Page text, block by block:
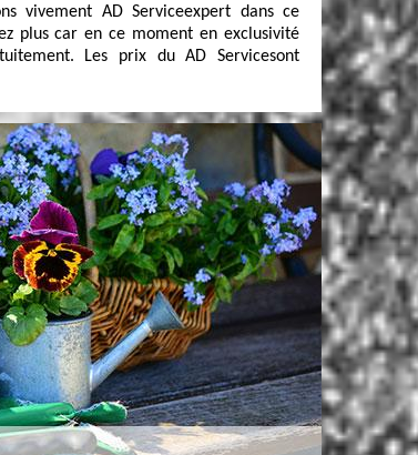
vivement AD Serviceexpert dans ce
plus car en ce moment en exclusivité
Les prix du AD Servicesont